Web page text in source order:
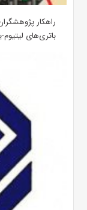
راهکار
باتری‌های